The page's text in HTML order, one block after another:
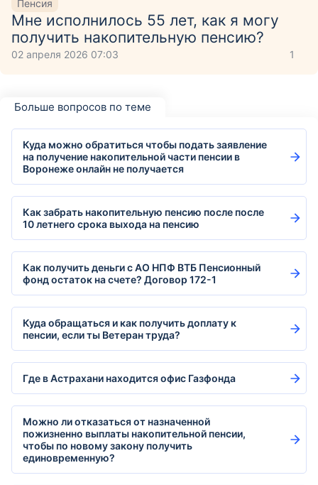
Пенсия
Мне исполнилось 55 лет, как я могу
получить накопительную пенсию?
02 апреля 2026 07:03 1
Больше вопросов по теме
Куда можно обратиться чтобы подать заявление
на получение накопительной части пенсии в
Воронеже онлайн не получается
Как забрать накопительную пенсию после после
10 летнего срока выхода на пенсию
Как получить деньги с АО НПФ ВТБ Пенсионный
фонд остаток на счете? Договор 172-1
Куда обращаться и как получить доплату к
пенсии, если ты Ветеран труда?
Где в Астрахани находится офис Газфонда
Можно ли отказаться от назначенной
пожизненно выплаты накопительной пенсии,
чтобы по новому закону получить
единовременную?